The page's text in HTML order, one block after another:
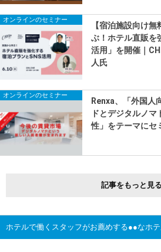
オンラインのセミナー
【宿泊施設向け
ぶ！ホテル直販を
活用」を開催｜
人氏
オンラインのセミナー
Renxa、「外国人
ドとデジタルノ
性」をテーマにセ
記事をもっと見る
ホテルで働くスタッフがお薦めする●●なホ